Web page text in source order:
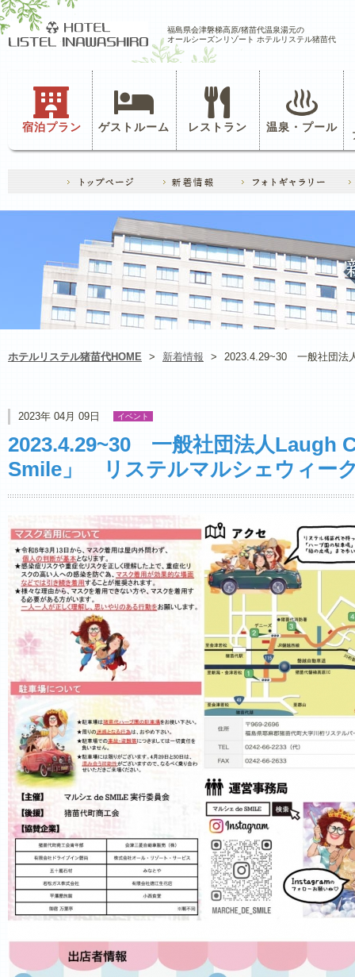
福島県会津磐梯高原/猪苗代温泉湯元の
オールシーズンリゾート ホテルリステル猪苗代
宿泊プラン ゲストルーム レストラン 温泉・プール
ホテルリステル猪苗代HOME > 新着情報 > 2023.4.29~30 一般社団法
2023年 04月 09日 イベント
2023.4.29~30 一般社団法人Laugh
Smile」 リステルマルシェウィー